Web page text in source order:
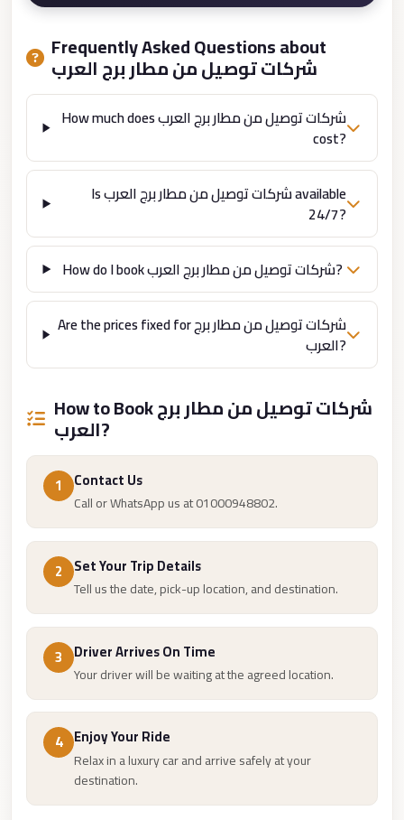
Frequently Asked Questions about
شركات توصيل من مطار برج العرب
How much does شركات توصيل من مطار برج العرب
cost?
Is شركات توصيل من مطار برج العرب available
24/7?
How do I book شركات توصيل من مطار برج العرب?
Are the prices fixed for شركات توصيل من مطار برج
العرب?
How to Book شركات توصيل من مطار برج
العرب?
1 Contact Us
Call or WhatsApp us at 01000948802.
2 Set Your Trip Details
Tell us the date, pick-up location, and destination.
3 Driver Arrives On Time
Your driver will be waiting at the agreed location.
4 Enjoy Your Ride
Relax in a luxury car and arrive safely at your
destination.
egypt
limozen
limousine
service
Limousine
Cairo
Airport
Limousine
Alexandria
Cairo
Limousine
Service
limousine
mercedes
limousine
merc
from
Alexandria
Limousine
Airport